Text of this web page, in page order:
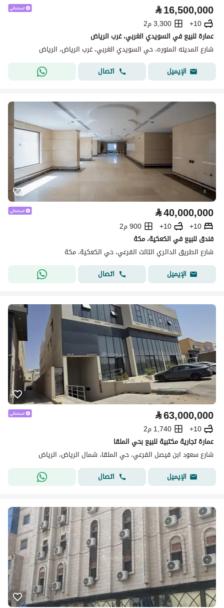
⃁16,500,000
10+
3,300 م2
عمارة للبيع في السويدي الغربي، غرب الرياض
شارع المدينه المنوره، حي السويدي الغربي، غرب الرياض، الرياض
الإيميل
اتصال
⃁40,000,000
10+
10+
900 م2
فندق للبيع في الكعكية، مكة
شارع الطريق الدائري الثالث الفرعي، حي الكعكية، مكة
الإيميل
اتصال
⃁63,000,000
10+
1,740 م2
عمارة تجارية مكتبية للبيع بحي الملقا
شارع سعود ابن فيصل الفرعي، حي الملقا، شمال الرياض، الرياض
الإيميل
اتصال